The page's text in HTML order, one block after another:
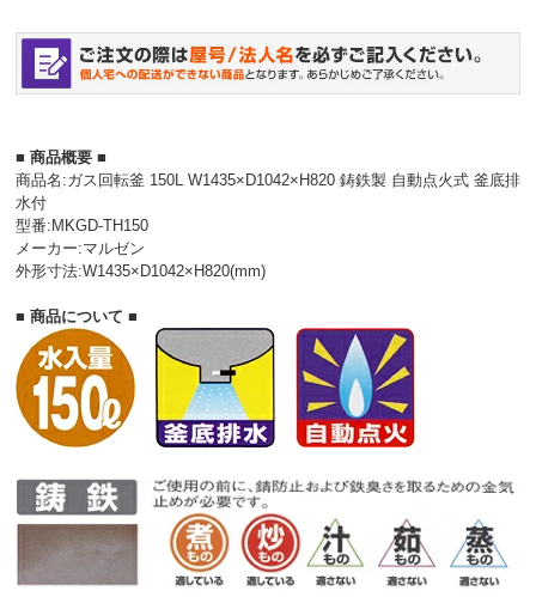
■ 商品概要 ■
商品名:ガス回転釜 150L W1435×D1042×H820 鋳鉄製 自動点火式 釜底排
水付
型番:MKGD-TH150
メーカー:マルゼン
外形寸法:W1435×D1042×H820(mm)
■ 商品について ■